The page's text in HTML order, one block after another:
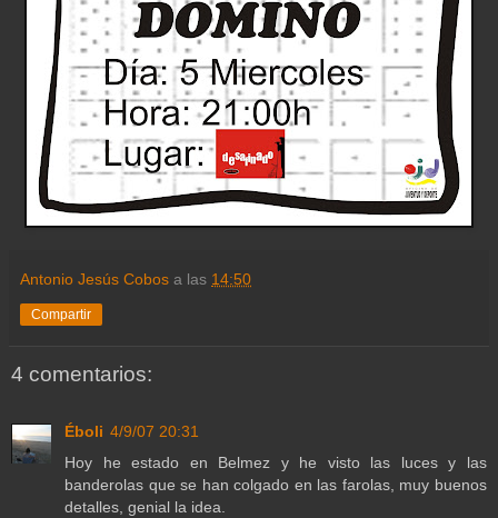
Antonio Jesús Cobos a las 14:50
Compartir
4 comentarios:
Éboli 4/9/07 20:31
Hoy he estado en Belmez y he visto las luces y las
banderolas que se han colgado en las farolas, muy buenos
detalles, genial la idea.